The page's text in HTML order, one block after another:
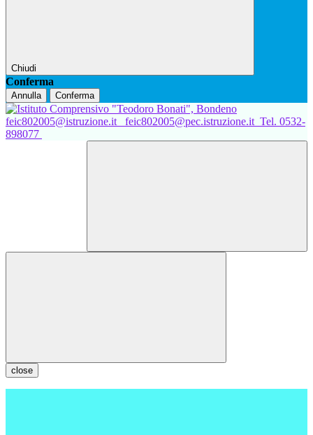
Chiudi
Conferma
Annulla Conferma
feic802005@istruzione.it feic802005@pec.istruzione.it Tel. 0532-
898077
close